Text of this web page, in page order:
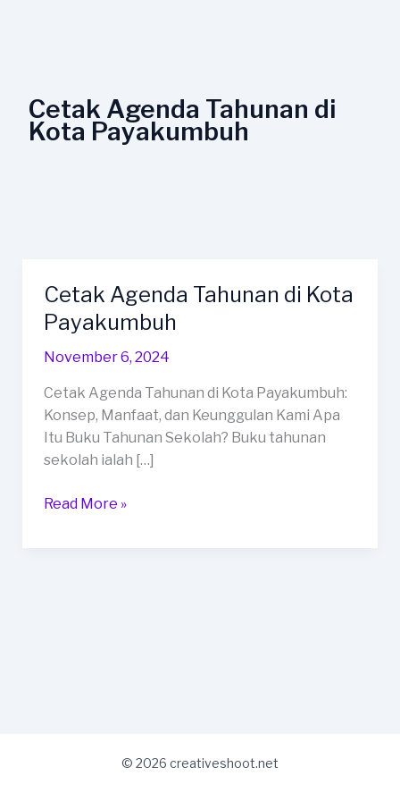
Cetak Agenda Tahunan di
Kota Payakumbuh
Cetak Agenda Tahunan di Kota
Payakumbuh
November 6, 2024
Cetak Agenda Tahunan di Kota Payakumbuh:
Konsep, Manfaat, dan Keunggulan Kami Apa
Itu Buku Tahunan Sekolah? Buku tahunan
sekolah ialah […]
Cetak
Agenda
Tahunan
di
Payakumbuh
Read More »
© 2026 creativeshoot.net